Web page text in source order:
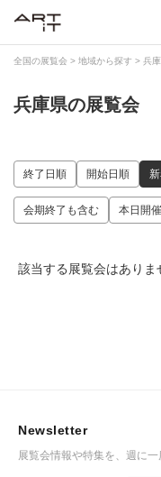
全国の展覧会 > 地域から探す > 兵
兵庫県の展覧会
終了日順 開始日順
会期終了も含む 本日開
該当する展覧会はありま
Newsletter
展覧会情報や特集を、週に一